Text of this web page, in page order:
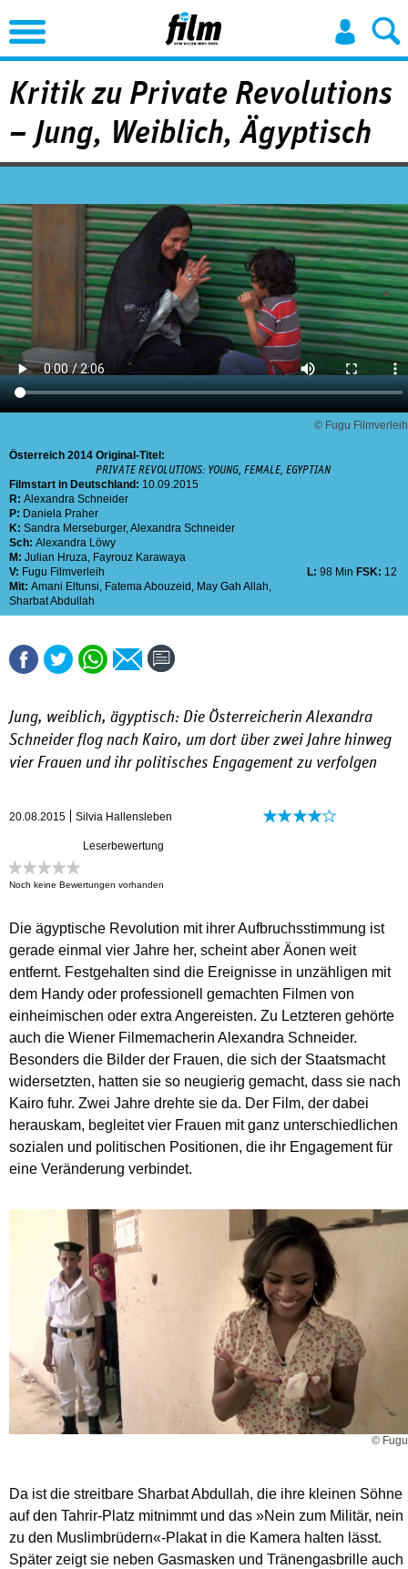
Jump to Navigation
Kritik zu Private Revolutions
– Jung, Weiblich, Ägyptisch
© Fugu Filmverleih
Österreich 2014 Original-Titel:
PRIVATE REVOLUTIONS: YOUNG, FEMALE, EGYPTIAN
Filmstart in Deutschland: 10.09.2015
R: Alexandra Schneider
P: Daniela Praher
K: Sandra Merseburger,Alexandra Schneider
Sch: Alexandra Löwy
M: Julian Hruza, Fayrouz Karawaya
V: Fugu Filmverleih L: 98 Min FSK: 12
Mit: Amani Eltunsi, Fatema Abouzeid , May Gah Allah,
Sharbat Abdullah
Jung, weiblich, ägyptisch: Die Österreicherin Alexandra
Schneider flog nach Kairo, um dort über zwei Jahre hinweg
vier Frauen und ihr politisches Engagement zu verfolgen
20.08.2015 Silvia Hallensleben
Leserbewertung
Noch keine Bewertungen vorhanden
Die ägyptische Revolution mit ihrer Aufbruchsstimmung ist
gerade einmal vier Jahre her, scheint aber Äonen weit
entfernt. Festgehalten sind die Ereignisse in unzähligen mit
dem Handy oder professionell gemachten Filmen von
einheimischen oder extra Angereisten. Zu Letzteren gehörte
auch die Wiener Filmemacherin Alexandra Schneider.
Besonders die Bilder der Frauen, die sich der Staatsmacht
widersetzten, hatten sie so neugierig gemacht, dass sie nach
Kairo fuhr. Zwei Jahre drehte sie da. Der Film, der dabei
herauskam, begleitet vier Frauen mit ganz unterschiedlichen
sozialen und politischen Positionen, die ihr Engagement für
eine Veränderung verbindet.
© Fugu
Da ist die streitbare Sharbat Abdullah, die ihre kleinen Söhne
auf den Tahrir-Platz mitnimmt und das »Nein zum Militär, nein
zu den Muslimbrüdern«-Plakat in die Kamera halten lässt.
Später zeigt sie neben Gasmasken und Tränengasbrille auch